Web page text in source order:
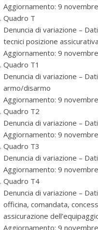
Aggiornamento: 9
Quadro T
Denuncia di variazione –
tecnici posizione
Aggiornamento: 9
Quadro T1
Denuncia di variazione –
armo/disarmo
Aggiornamento: 9
Quadro T2
Denuncia di variazione –
Aggiornamento: 9
Quadro T3
Denuncia di variazione –
Aggiornamento: 9
Quadro T4
Denuncia di variazione –
officina, comandata,
assicurazione
Aggiornamento: 9